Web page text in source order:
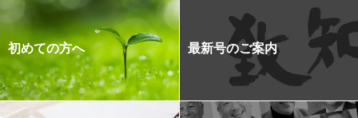
初めての方へ 最新号のご案内